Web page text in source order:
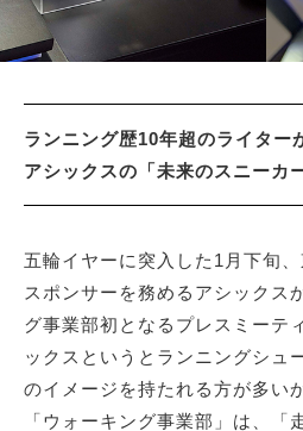
ランニング歴10年超のライター
アシックスの「未来のスニーカ
五輪イヤーに突入した1月下旬
スポンサーを務めるアシックス
グ事業部初となるプレスミーテ
ックスというとランニングシュ
のイメージを持たれる方が多い
「ウォーキング事業部」は、「